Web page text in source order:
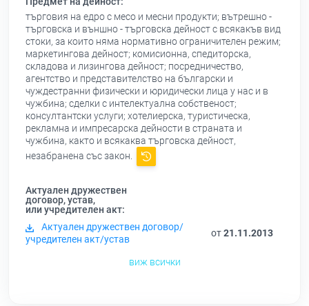
търговия на едро с месо и месни продукти; вътрешно -
търговска и външно - търговска дейност с всякакъв вид
стоки, за които няма нормативно ограничителен режим;
маркетингова дейност; комисионна, спедиторска,
складова и лизингова дейност; посредничество,
агентство и представителство на български и
чуждестранни физически и юридически лица у нас и в
чужбина; сделки с интелектуална собственост;
консултантски услуги; хотелиерска, туристическа,
рекламна и импресарска дейности в страната и
чужбина, както и всякаква търговска дейност,
незабранена със закон.
Актуален дружествен
договор, устав,
или учредителен акт:
Актуален дружествен договор/
учредителен акт/устав
от21.11.2013
виж всички